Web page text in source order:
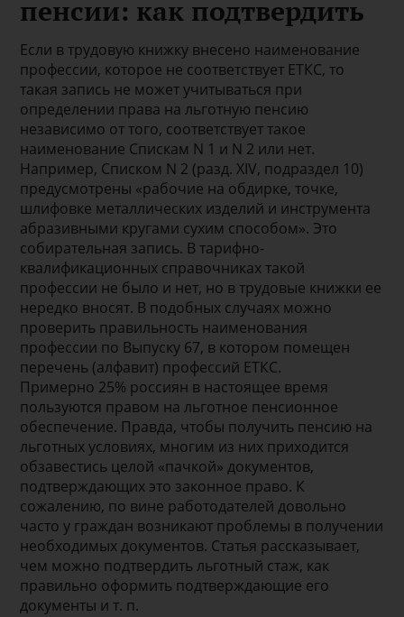
пенсии: как подтвердить
Если в трудовую книжку внесено наименование
профессии, которое не соответствует ЕТКС, то
такая запись не может учитываться при
определении права на льготную пенсию
независимо от того, соответствует такое
наименование Спискам N 1 и N 2 или нет.
Например, Списком N 2 (разд. XIV, подраздел 10)
предусмотрены «рабочие на обдирке, точке,
шлифовке металлических изделий и инструмента
абразивными кругами сухим способом». Это
собирательная запись. В тарифно-
квалификационных справочниках такой
профессии не было и нет, но в трудовые книжки ее
нередко вносят. В подобных случаях можно
проверить правильность наименования
профессии по Выпуску 67, в котором помещен
перечень (алфавит) профессий ЕТКС.
Примерно 25% россиян в настоящее время
пользуются правом на льготное пенсионное
обеспечение. Правда, чтобы получить пенсию на
льготных условиях, многим из них приходится
обзавестись целой «пачкой» документов,
подтверждающих это законное право. К
сожалению, по вине работодателей довольно
часто у граждан возникают проблемы в получении
необходимых документов. Статья рассказывает,
чем можно подтвердить льготный стаж, как
правильно оформить подтверждающие его
документы и т. п.